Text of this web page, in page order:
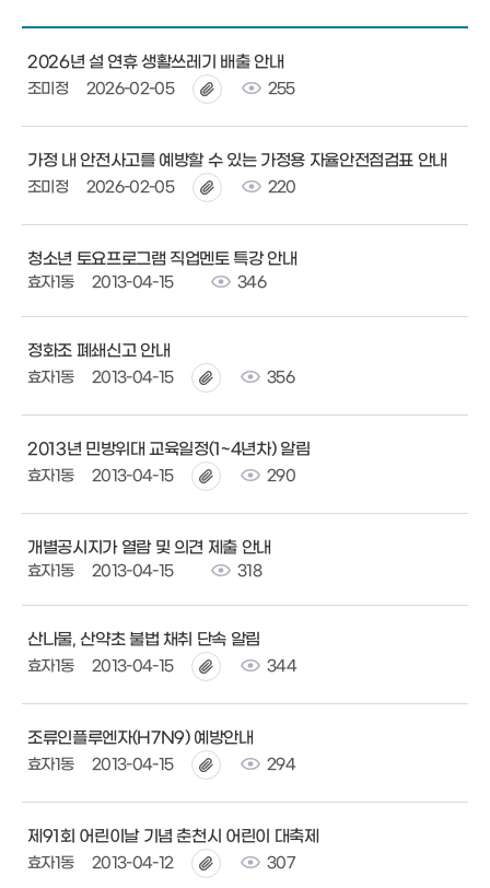
2026년 설 연휴 생활쓰레기 배출 안내
조미정 2026-02-05 255
가정 내 안전사고를 예방할 수 있는 가정용 자율안전점검표 안내
조미정 2026-02-05 220
청소년 토요프로그램 직업멘토 특강 안내
효자1동 2013-04-15 346
정화조 폐쇄신고 안내
효자1동 2013-04-15 356
2013년 민방위대 교육일정(1~4년차) 알림
효자1동 2013-04-15 290
개별공시지가 열람 및 의견 제출 안내
효자1동 2013-04-15 318
산나물, 산약초 불법 채취 단속 알림
효자1동 2013-04-15 344
조류인플루엔자(H7N9) 예방안내
효자1동 2013-04-15 294
제91회 어린이날 기념 춘천시 어린이 대축제
효자1동 2013-04-12 307